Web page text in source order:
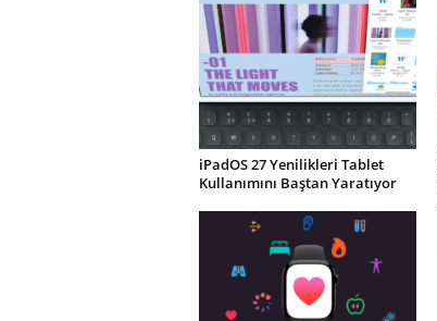
iPadOS 27 Yenilikleri Tablet
Kullanımını Baştan Yaratıyor